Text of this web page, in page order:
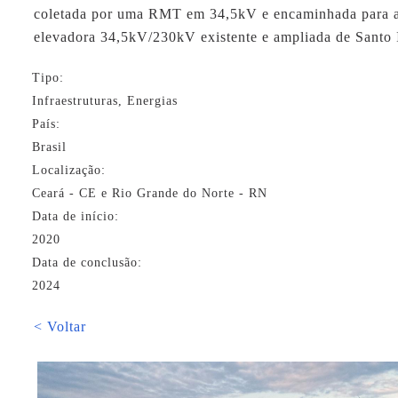
coletada por uma RMT em 34,5kV e encaminhada para
elevadora 34,5kV/230kV existente e ampliada de Santo
Tipo:
Infraestruturas, Energias
País:
Brasil
Localização:
Ceará - CE e Rio Grande do Norte - RN
Data de início:
2020
Data de conclusão:
2024
< Voltar